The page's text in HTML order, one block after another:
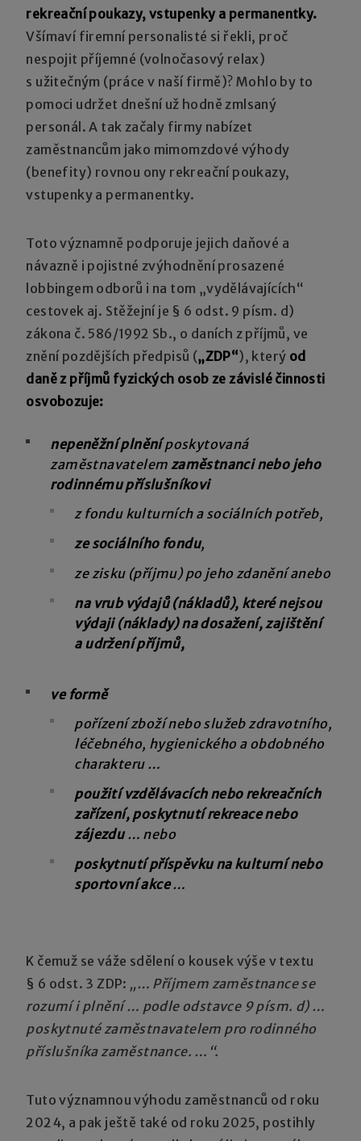
rekreační poukazy, vstupenky a permanentky.
Všímaví firemní personalisté si řekli, proč
nespojit příjemné (volnočasový relax)
s užitečným (práce v naší firmě)? Mohlo by to
pomoci udržet dnešní už hodně zmlsaný
personál. A tak začaly firmy nabízet
zaměstnancům jako mimomzdové výhody
(benefity) rovnou ony rekreační poukazy,
vstupenky a permanentky.
Toto významně podporuje jejich daňové a
návazně i pojistné zvýhodnění prosazené
lobbingem odborů i na tom „vydělávajících“
cestovek aj. Stěžejní je § 6 odst. 9 písm. d)
zákona č. 586/1992 Sb., o daních z příjmů, ve
znění pozdějších předpisů („ZDP“), který od
daně z příjmů fyzických osob ze závislé činnosti
osvobozuje:
nepeněžní plněníposkytovaná
zaměstnavatelem zaměstnanci nebo jeho
rodinnému příslušníkovi
z fondu kulturních a sociálních potřeb,
ze sociálního fondu,
ze zisku (příjmu) po jeho zdanění anebo
na vrub výdajů (nákladů), které nejsou
výdaji (náklady) na dosažení, zajištění
a udržení příjmů,
ve formě
pořízení zboží nebo služeb zdravotního,
léčebného, hygienického a obdobného
charakteru …
použití vzdělávacích nebo rekreačních
zařízení, poskytnutí rekreace nebo
zájezdu… nebo
poskytnutí příspěvku na kulturní nebo
sportovní akce…
K čemuž se váže sdělení o kousek výše v textu
§ 6 odst. 3 ZDP: „… Příjmem zaměstnance se
rozumí i plnění … podle odstavce 9 písm. d) …
poskytnuté zaměstnavatelem pro rodinného
příslušníka zaměstnance. …“.
Tuto významnou výhodu zaměstnanců od roku
2024, a pak ještě také od roku 2025, postihly